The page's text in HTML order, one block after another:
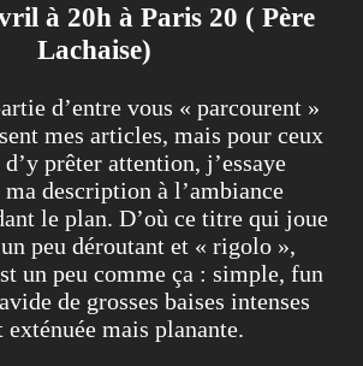
à 20h à Paris 20 ( Père
Lachaise)
d’entre vous « parcourent »
mes articles, mais pour ceux
prêter attention, j’essaye
ma description à l’ambiance
le plan. D’où ce titre qui joue
peu déroutant et « rigolo »,
un peu comme ça : simple, fun
de grosses baises intenses
mais planante.